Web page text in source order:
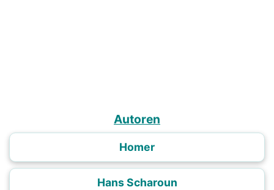
Autoren
Homer
Hans Scharoun